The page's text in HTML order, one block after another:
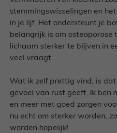
stemmingswisselingen en
in je lijf. Het ondersteunt je
belangrijk is om osteoporose
lichaam sterker te blijven in
veel vraagt.
Wat ik zelf prettig vind, is
gevoel van rust geeft. Ik ben
en meer met goed zorgen
nu echt om sterker worden,
worden hopelijk!